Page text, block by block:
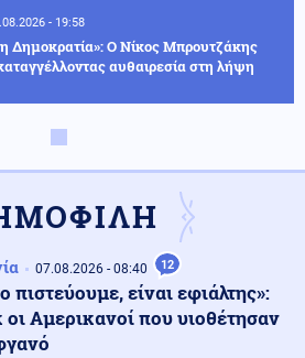
- 19:58
Δημοκρατία»: Ο Νίκος Μπρουτζάκης
αυθαιρεσία στη λήψη
- 19:44
Βουλή στο Κόσοβο: Εκτόξευσαν αυγά
Άλμπιν Κούρτι (βίντεο)
08.08.2026 - 19:40
Ουγκάντας που λέει ότι είναι
Μ. Αλέξανδρου στέλνει 700 κομάντος
07.08.2026 - 08:40 12
πιστεύουμε, είναι εφιάλτης»:
οι Αμερικανοί που υιοθέτησαν